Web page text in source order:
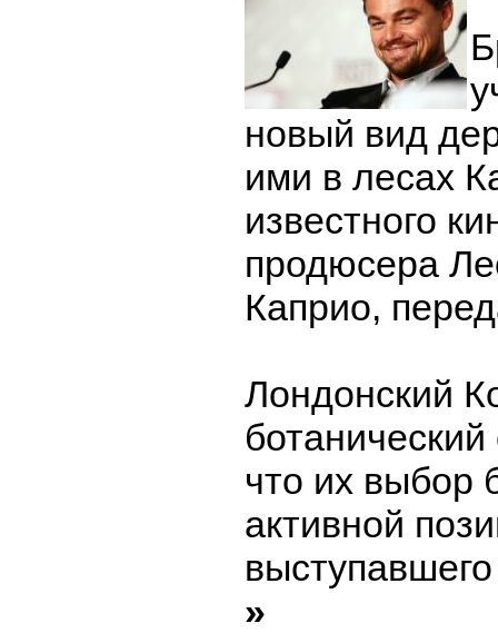
новый вид
ими в лесах
известного
продюсера
Каприо,
Лондонский
что их выбор
активной
»